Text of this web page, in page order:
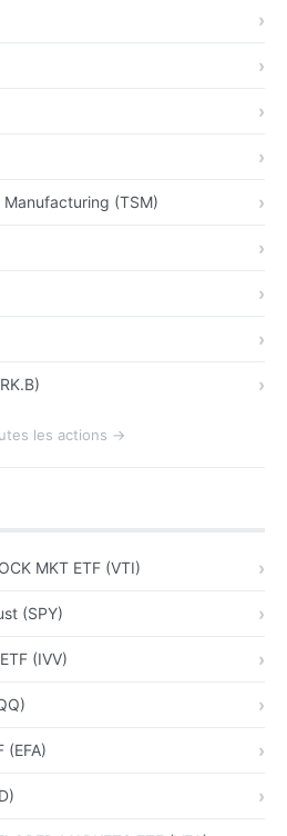
(TSM)
les actions →
MKT ETF (VTI)
(SPY)
(IVV)
(EFA)